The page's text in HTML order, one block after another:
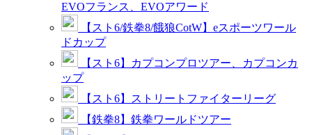
EVOフランス、EVOアワード
【スト6/鉄拳8/餓狼CotW】eスポーツワール
ドカップ
【スト6】カプコンプロツアー、カプコンカ
ップ
【スト6】ストリートファイターリーグ
【鉄拳8】鉄拳ワールドツアー